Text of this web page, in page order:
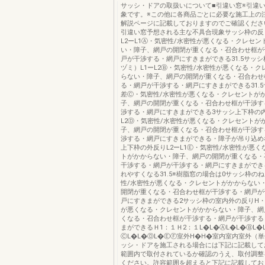
サッシ・ドアの取扱いについて■引違い窓※引違
象です。※この他に各商品ごとに必要な施工上の
解説ページに記載しておりますのでご確認くだ
引違い窓予想される主な不具合現象サッシ枠の
L2ーL1Ⓐ・気密性/水密性が悪くなる・クレセン
い・障子、網戸の開閉が重くなる・召合わせ框
戸が干渉する・網戸にすきまができる31.5サッ
ヅミ）L1ーL2Ⓑ・気密性/水密性が悪くなる・ク
らない・障子、網戸の開閉が重くなる・召合わ
る・網戸が干渉する・網戸にすきまができる
差Ⓒ・気密性/水密性が悪くなる・クレセントが
子、網戸の開閉が重くなる・召合わせ框が干渉
渉する・網戸にすきまができる3サッシ上下枠の
L2Ⓓ・気密性/水密性が悪くなる・クレセントが
子、網戸の開閉が重くなる・召合わせ框が干渉
渉する・網戸にすきまができる・障子が吊り込
上下枠の外反りL2ーL1Ⓔ・気密性/水密性が悪く
トがかからない・障子、網戸の開閉が重くなる
干渉する・網戸が干渉する・網戸にすきまがで
れやすくなる31.5※樹脂窓の場合は0サッシ枠の
性/水密性が悪くなる・クレセントがかからない
開閉が重くなる・召合わせ框が干渉する・網戸
戸にすきまができる2サッシ枠の室内外の反りH
が悪くなる・クレセントがかからない・障子、
くなる・召合わせ框が干渉する・網戸が干渉す
まができるＨ1：１Ｈ2：１
ⒸL�L�ⒹL�ⒺⒻ室外H�H�室内室内室外（単
ッシ・ドアを施工される場合には下記に記載し
範囲内で取付されているか確認のうえ、取付調
ください。許容範囲を超えると下記に記載して